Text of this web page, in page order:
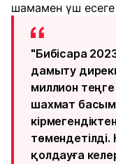
шамамен үш
"Бибісара
дамыту
миллион
шахмат басым
төмендетілді.
қолдауға